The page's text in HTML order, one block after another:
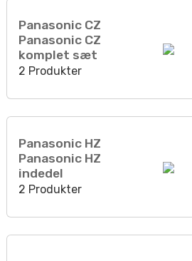
Panasonic CZ
Panasonic CZ
komplet sæt
2 Produkter
Panasonic HZ
Panasonic HZ
indedel
2 Produkter